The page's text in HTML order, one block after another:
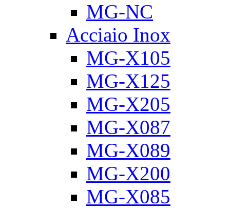
MG-NC
Acciaio Inox
MG-X105
MG-X125
MG-X205
MG-X087
MG-X089
MG-X200
MG-X085